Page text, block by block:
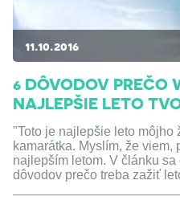
11.10.2016
6 DÔVODOV PREČO
NAJLEPŠIE LETO
"Toto je najlepšie leto môjho
kamarátka. Myslím, že viem,
najlepším letom. V článku
dôvodov prečo treba zažiť